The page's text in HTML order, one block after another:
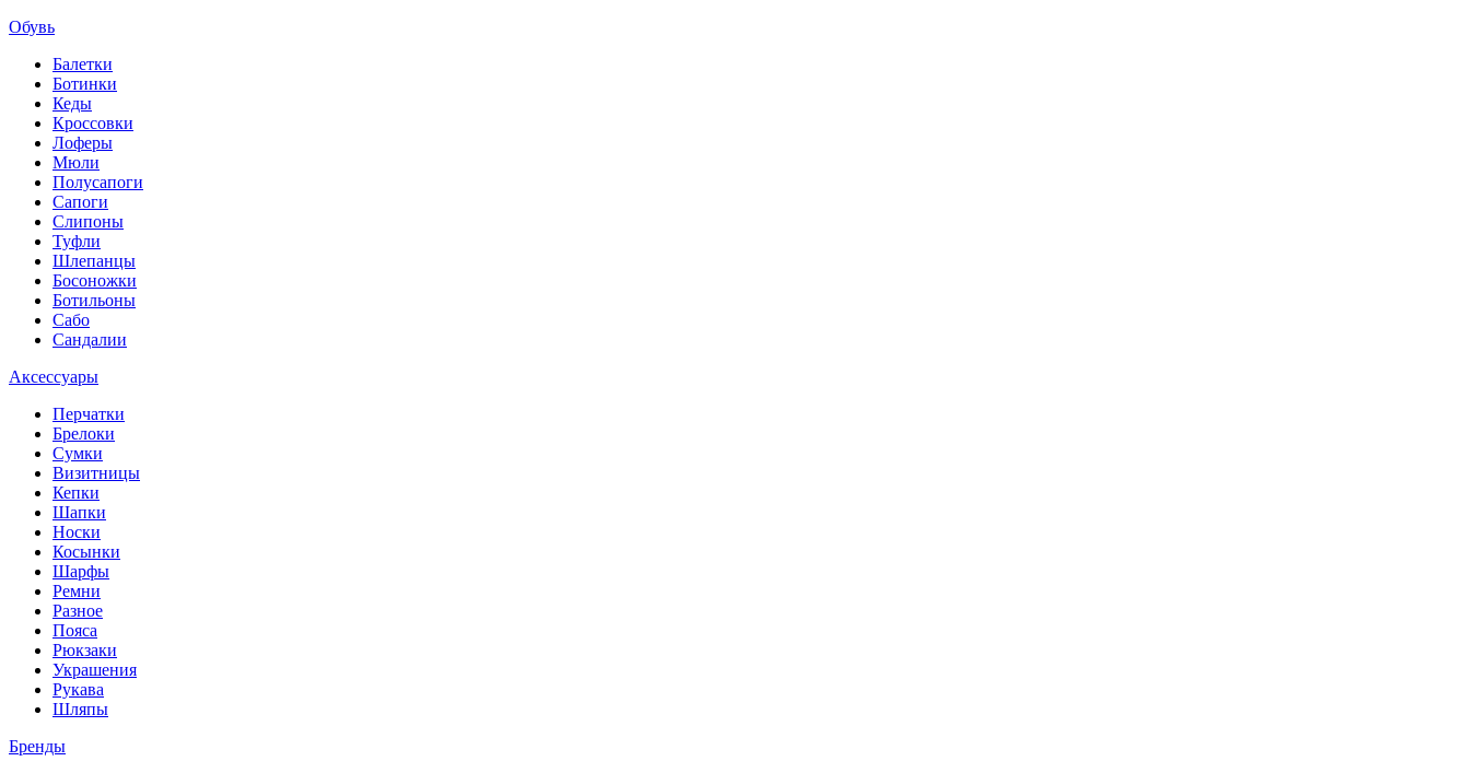
Обувь
Балетки
Ботинки
Кеды
Кроссовки
Лоферы
Мюли
Полусапоги
Сапоги
Слипоны
Туфли
Шлепанцы
Босоножки
Ботильоны
Сабо
Сандалии
Аксессуары
Перчатки
Брелоки
Сумки
Визитницы
Кепки
Шапки
Носки
Косынки
Шарфы
Ремни
Разное
Пояса
Рюкзаки
Украшения
Рукава
Шляпы
Бренды